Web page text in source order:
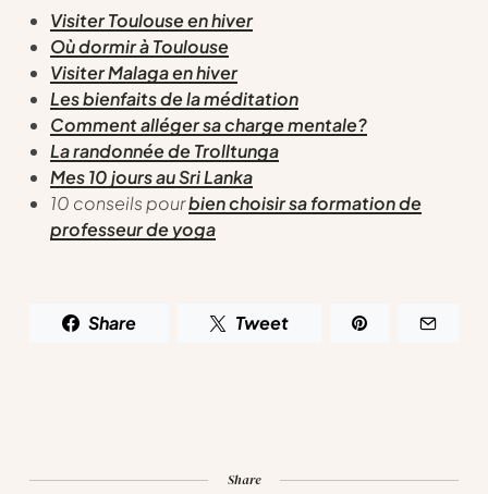
Visiter Toulouse en hiver
Où dormir à Toulouse
Visiter Malaga en hiver
Les bienfaits de la méditation
Comment alléger sa charge mentale?
La randonnée de Trolltunga
Mes 10 jours au Sri Lanka
10 conseils pourbien choisir sa formation de
professeur de yoga
Share Tweet
Share